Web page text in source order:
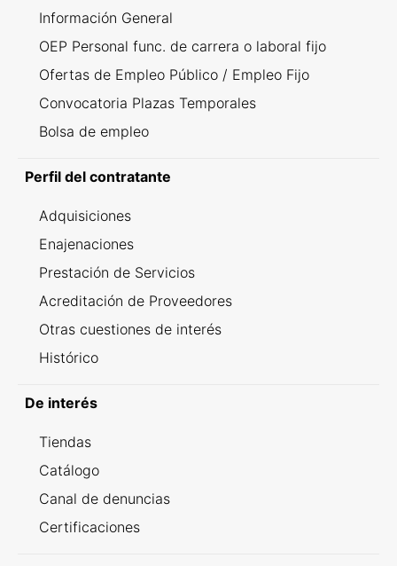
Información General
OEP Personal func. de carrera o laboral fijo
Ofertas de Empleo Público / Empleo Fijo
Convocatoria Plazas Temporales
Bolsa de empleo
Perfil del contratante
Adquisiciones
Enajenaciones
Prestación de Servicios
Acreditación de Proveedores
Otras cuestiones de interés
Histórico
De interés
Tiendas
Catálogo
Canal de denuncias
Certificaciones